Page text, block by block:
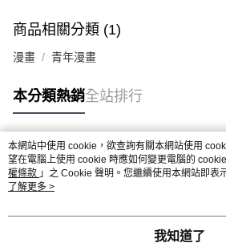
５．嚴禁一人註冊多個帳號或使用他人資訊註冊
恩沛科技股份有限公司將有權停止該用戶之使用
商品相關分類 (1)
漫畫 青年漫畫
本分類熱銷全站排行
熱門標籤
本網站中使用 cookie，欲查詢有關本網站使用
望在電腦上使用 cookie 時應如何變更電腦的
權條款 」之 Cookie 聲明。您繼續使用本網站即表
用條款之 Cookie 聲明使用 cookie。
了解更多 >
我知道了